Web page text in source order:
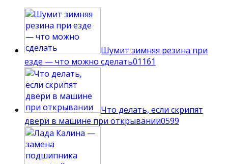
Шумит зимняя резина при
езде — что можно сделать01161
Что делать, если скрипят
двери в машине при открывании0599